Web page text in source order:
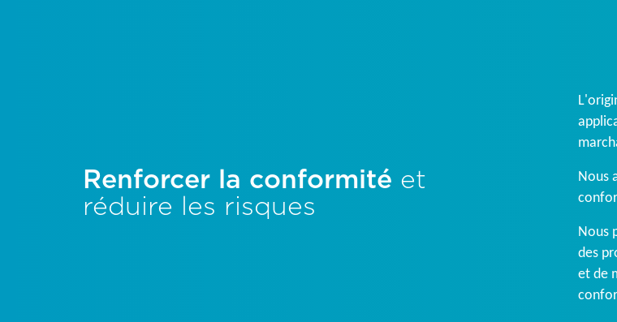
Renforcer la conformité et
réduire les risques
Nous
Nous
des
et de